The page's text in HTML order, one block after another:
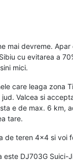
mai devreme.
cu evitarea a
mici.
care leaga zona
Valcea si
e de max. 6 km,
tare.
de teren 4x4 si voi
este DJ703G Suici-